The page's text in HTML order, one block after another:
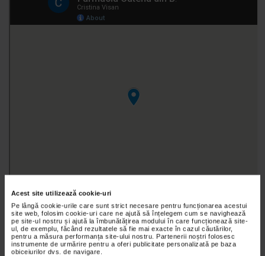
Acest site utilizează cookie-uri
Pe lângă cookie-urile care sunt strict necesare pentru funcționarea acestui
site web, folosim cookie-uri care ne ajută să înțelegem cum se navighează
pe site-ul nostru și ajută la îmbunătățirea modului în care funcționează site-
ul, de exemplu, făcând rezultatele să fie mai exacte în cazul căutărilor,
pentru a măsura performanța site-ului nostru. Partenerii noștri folosesc
instrumente de urmărire pentru a oferi publicitate personalizată pe baza
obiceiurilor dvs. de navigare.